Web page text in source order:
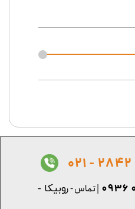
| تماس - روبیکا -